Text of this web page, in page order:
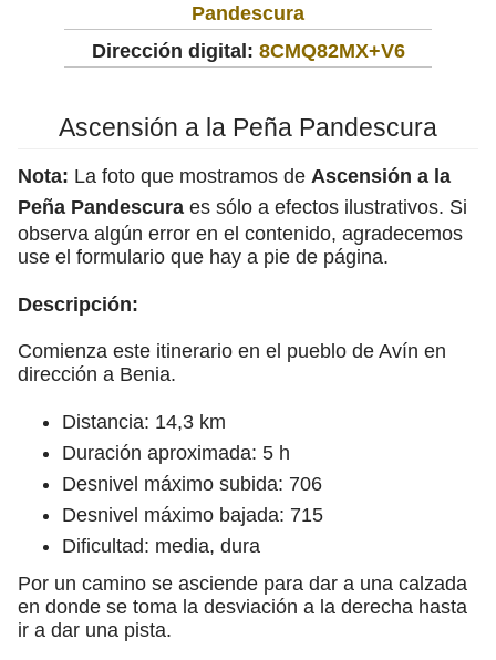
Pandescura
Dirección digital: 8CMQ82MX+V6
Ascensión a la Peña Pandescura
Nota: La foto que mostramos de Ascensión a la
Peña Pandescura es sólo a efectos ilustrativos. Si
observa algún error en el contenido, agradecemos
use el formulario que hay a pie de página.
Descripción:
Comienza este itinerario en el pueblo de Avín en
dirección a Benia.
Distancia: 14,3 km
Duración aproximada: 5 h
Desnivel máximo subida: 706
Desnivel máximo bajada: 715
Dificultad: media, dura
Por un camino se asciende para dar a una calzada
en donde se toma la desviación a la derecha hasta
ir a dar una pista.